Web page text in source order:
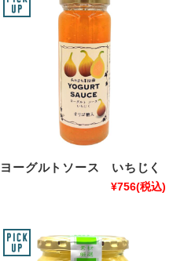
ヨーグルトソース いちじく
¥756(税込)